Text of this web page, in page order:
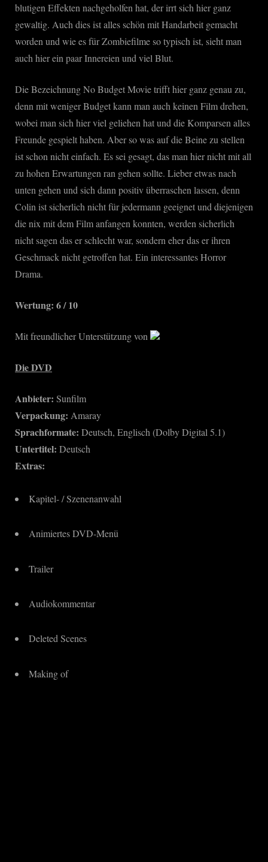
blutigen Effekten nachgeholfen hat, der irrt sich hier ganz
gewaltig. Auch dies ist alles schön mit Handarbeit gemacht
worden und wie es für Zombiefilme so typisch ist, sieht man
auch hier ein paar Innereien und viel Blut.
Die Bezeichnung No Budget Movie trifft hier ganz genau zu,
denn mit weniger Budget kann man auch keinen Film drehen,
wobei man sich hier viel geliehen hat und die Komparsen alles
Freunde gespielt haben. Aber so was auf die Beine zu stellen
ist schon nicht einfach. Es sei gesagt, das man hier nicht mit all
zu hohen Erwartungen ran gehen sollte. Lieber etwas nach
unten gehen und sich dann positiv überraschen lassen, denn
Colin ist sicherlich nicht für jedermann geeignet und diejenigen
die nix mit dem Film anfangen konnten, werden sicherlich
nicht sagen das er schlecht war, sondern eher das er ihren
Geschmack nicht getroffen hat. Ein interessantes Horror
Drama.
Wertung: 6 / 10
Mit freundlicher Unterstützung von
Die DVD
Anbieter: Sunfilm
Verpackung: Amaray
Sprachformate: Deutsch, Englisch (Dolby Digital 5.1)
Untertitel: Deutsch
Extras:
Kapitel- / Szenenanwahl
Animiertes DVD-Menü
Trailer
Audiokommentar
Deleted Scenes
Making of